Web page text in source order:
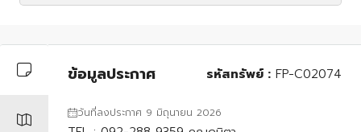
ข้อมูลประกาศ รหัสทรัพย์ : FP-C02074
วันที่ลงประกาศ 9 มิถุนายน 2026